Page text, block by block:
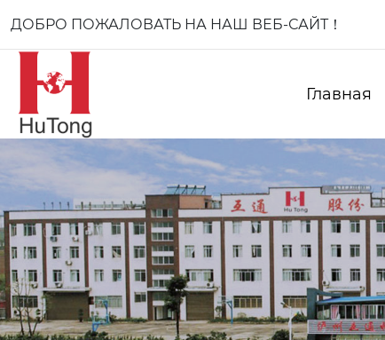
ДОБРО ПОЖАЛОВАТЬ НА НАШ ВЕБ-САЙТ！
Главная